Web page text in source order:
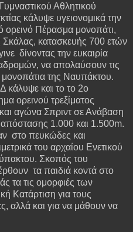
Αθλητικού
κάλυψε υγειονομικά την
Πέρασμα μονοπάτι,
Σκάλας, κατασκευής 700 ετών
δίνοντας την ευκαιρία
να απολαύσουν τις
μονοπάτια της Ναυπάκτου.
και το το 2ο
ορεινού τρεξίματος
αγώνα Σπριντ σε Ανάβαση
1.000 και 1.500m.
στο πευκώδες και
του αρχαίου Ενετικού
Σκοπός του
τα παιδιά κοντά στο
τα τις ομορφιές των
Κατάρτιση για τους
αλλά και για να μάθουν να